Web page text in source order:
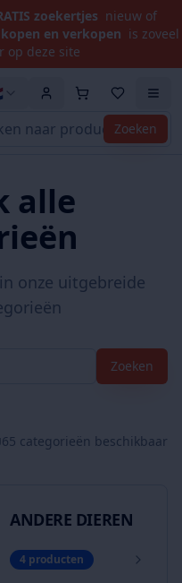
zoekertjes nieuw of
kopen en verkopen is zoveel
op deze site
Zoeken
alle
onze uitgebreide
Zoeken
65 categorieën beschikbaar
ANDERE DIEREN
4 producten